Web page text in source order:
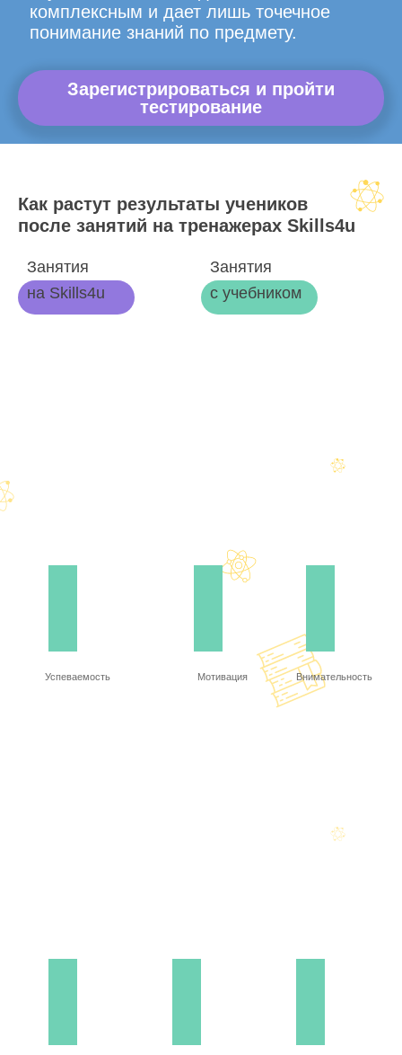
комплексным и дает лишь точечное
понимание знаний по предмету.
Зарегистрироваться и пройти
тестирование
Как растут результаты учеников
после занятий на тренажерах Skills4u
Занятия
на Skills4u
Занятия
с учебником
Успеваемость Мотивация Внимательность